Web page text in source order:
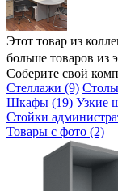
Этот товар из
больше товаров из
Соберите свой
Стеллажи (9)
Шкафы (19) Узкие
Стойки
Товары с фото (2)